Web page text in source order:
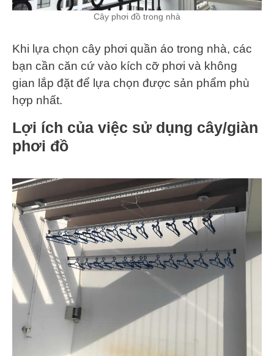
Cây phơi đồ trong nhà
Khi lựa chọn cây phơi quần áo trong nhà, các
bạn cần căn cứ vào kích cỡ phơi và không
gian lắp đặt để lựa chọn được sản phẩm phù
hợp nhất.
Lợi ích của việc sử dụng cây/giàn
phơi đồ